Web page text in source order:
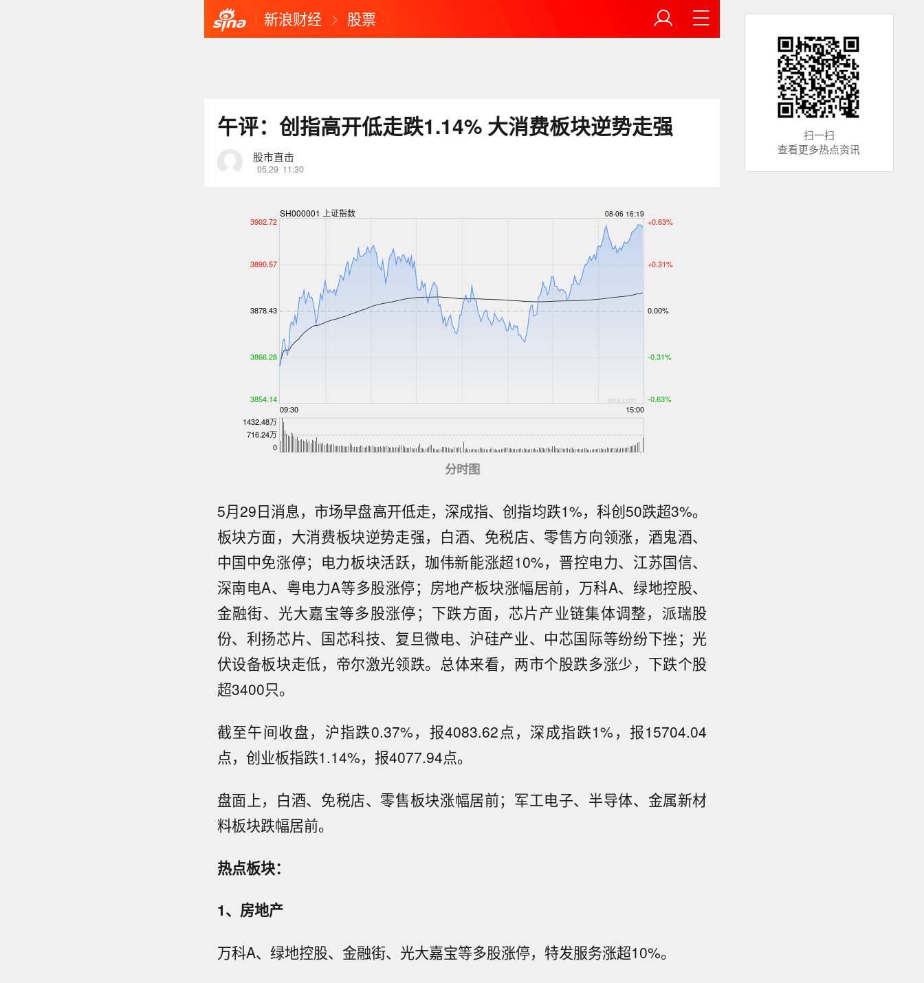
新浪财经 股票
午评：创指高开低走跌1.14% 大消费板块逆势走强
股市直击
05.29 11:30
分时图
5月29日消息，市场早盘高开低走，深成指、创指均跌1%，科创50跌超3%。
板块方面，大消费板块逆势走强，白酒、免税店、零售方向领涨，酒鬼酒、
中国中免涨停；电力板块活跃，珈伟新能涨超10%，晋控电力、江苏国信、
深南电A、粤电力A等多股涨停；房地产板块涨幅居前，万科A、绿地控股、
金融街、光大嘉宝等多股涨停；下跌方面， 芯片产业链集体调整，派瑞股
份、利扬芯片、国芯科技、复旦微电、沪硅产业、中芯国际等纷纷下挫；光
伏设备板块走低，帝尔激光领跌。总体来看，两市个股跌多涨少，下跌个股
超3400只。
截至午间收盘，沪指跌0.37%，报4083.62点，深成指跌1%，报15704.04
点，创业板指跌1.14%，报4077.94点。
盘面上，白酒、免税店、零售板块涨幅居前；军工电子、半导体、金属新材
料板块跌幅居前。
热点板块：
1、 房地产
万科A、绿地控股、金融街、光大嘉宝等多股涨停，特发服务涨超10%。
扫一扫
查看更多热点资讯